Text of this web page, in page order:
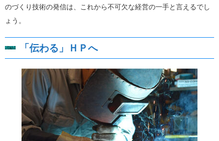
のづくり技術の発信は、これから不可欠な経営の一手と言えるでし
ょう。
「伝わる」ＨＰへ